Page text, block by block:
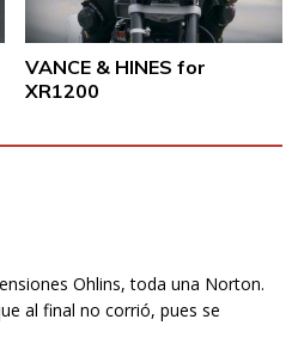
VANCE & HINES for
XR1200
Ohlins, toda una Norton.
al final no corrió, pues se